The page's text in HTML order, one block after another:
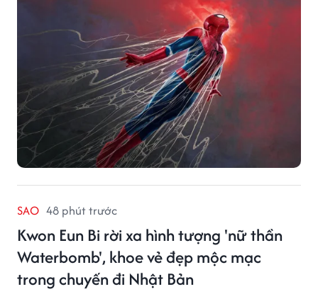
SAO 48 phút trước
Kwon Eun Bi rời xa hình tượng 'nữ thần
Waterbomb', khoe vẻ đẹp mộc mạc
trong chuyến đi Nhật Bản